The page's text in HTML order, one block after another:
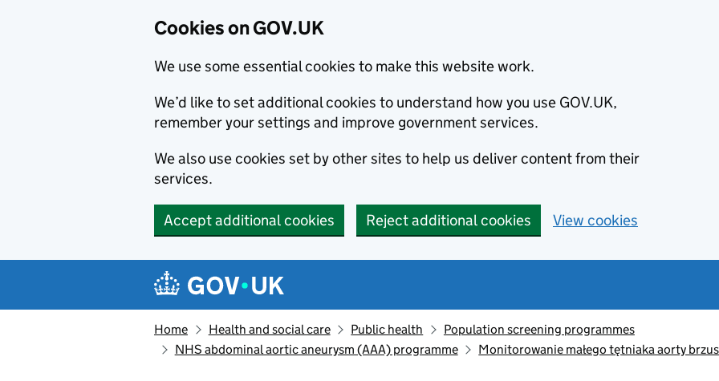
Cookies on GOV.UK
We use some essential cookies to make this website work.
We’d like to set additional cookies to understand how you use GOV.UK,
remember your settings and improve government services.
We also use cookies set by other sites to help us deliver content from their
services.
Accept additional cookies Reject additional cookies View cookies
Navigation menu
Home Health and social care Public health
Population screening programmes
NHS abdominal aortic aneurysm (AAA) programme
Monitorowanie małego tętniaka aorty